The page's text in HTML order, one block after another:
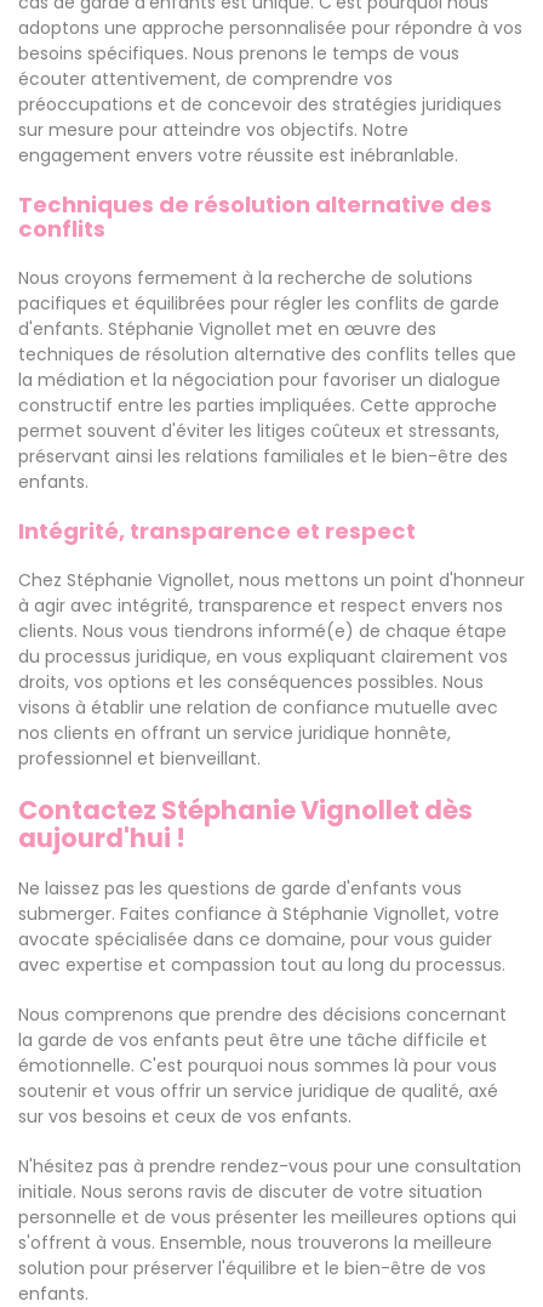
adoptons une approche personnalisée pour répondre à vos
besoins spécifiques. Nous prenons le temps de vous
écouter attentivement, de comprendre vos
préoccupations et de concevoir des stratégies juridiques
sur mesure pour atteindre vos objectifs. Notre
engagement envers votre réussite est inébranlable.
Techniques de résolution alternative des
conflits
Nous croyons fermement à la recherche de solutions
pacifiques et équilibrées pour régler les conflits de garde
d'enfants. Stéphanie Vignollet met en œuvre des
techniques de résolution alternative des conflits telles que
la médiation et la négociation pour favoriser un dialogue
constructif entre les parties impliquées. Cette approche
permet souvent d'éviter les litiges coûteux et stressants,
préservant ainsi les relations familiales et le bien-être des
enfants.
Intégrité, transparence et respect
Chez Stéphanie Vignollet, nous mettons un point d'honneur
à agir avec intégrité, transparence et respect envers nos
clients. Nous vous tiendrons informé(e) de chaque étape
du processus juridique, en vous expliquant clairement vos
droits, vos options et les conséquences possibles. Nous
visons à établir une relation de confiance mutuelle avec
nos clients en offrant un service juridique honnête,
professionnel et bienveillant.
Contactez Stéphanie Vignollet dès
aujourd'hui !
Ne laissez pas les questions de garde d'enfants vous
submerger. Faites confiance à Stéphanie Vignollet, votre
avocate spécialisée dans ce domaine, pour vous guider
avec expertise et compassion tout au long du processus.
Nous comprenons que prendre des décisions concernant
la garde de vos enfants peut être une tâche difficile et
émotionnelle. C'est pourquoi nous sommes là pour vous
soutenir et vous offrir un service juridique de qualité, axé
sur vos besoins et ceux de vos enfants.
N'hésitez pas à prendre rendez-vous pour une consultation
initiale. Nous serons ravis de discuter de votre situation
personnelle et de vous présenter les meilleures options qui
s'offrent à vous. Ensemble, nous trouverons la meilleure
solution pour préserver l'équilibre et le bien-être de vos
enfants.